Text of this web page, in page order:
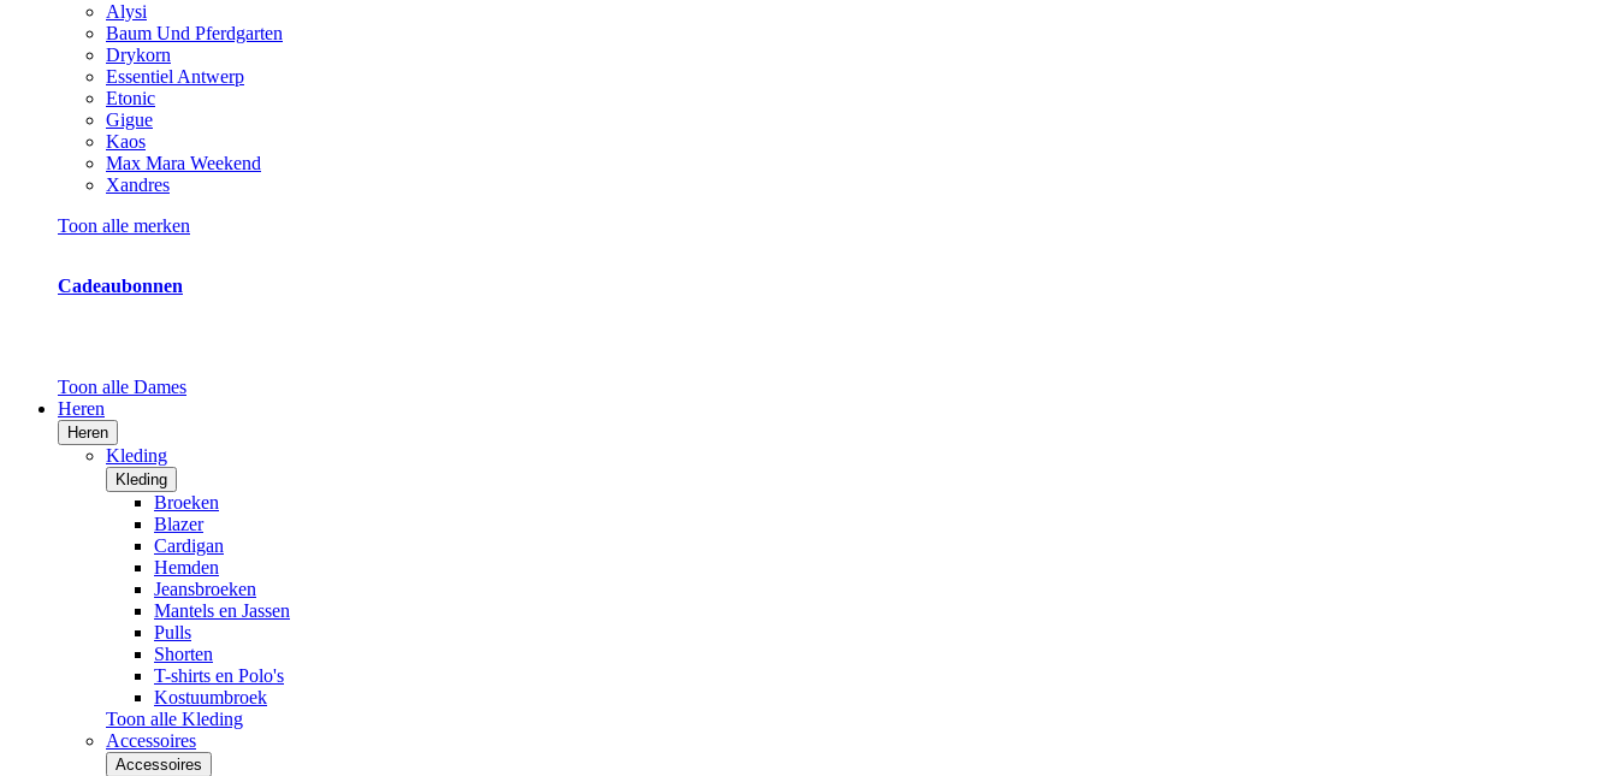
Alysi
Baum Und Pferdgarten
Drykorn
Essentiel Antwerp
Etonic
Gigue
Kaos
Max Mara Weekend
Xandres
Toon alle merken
Cadeaubonnen
Toon alle Dames
Heren
Heren
Kleding
Kleding
Broeken
Blazer
Cardigan
Hemden
Jeansbroeken
Mantels en Jassen
Pulls
Shorten
T-shirts en Polo's
Kostuumbroek
Toon alle Kleding
Accessoires
Accessoires